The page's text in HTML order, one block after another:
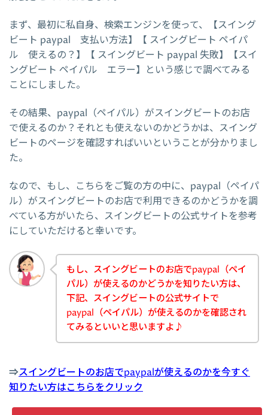
まず、最初に私自身、検索エンジンを使って、【スイング
ビート paypal 支払い方法】【 スイングビート ペイパ
ル 使えるの？】【 スイングビート paypal 失敗】【スイ
ングビート ペイパル エラー】という感じで調べてみる
ことにしました。
その結果、paypal（ペイパル）がスイングビートのお店
で使えるのか？それとも使えないのかどうかは、スイング
ビートのページを確認すればいいということが分かりまし
た。
なので、もし、こちらをご覧の方の中に、paypal（ペイパ
ル）がスイングビートのお店で利用できるのかどうかを調
べている方がいたら、スイングビートの公式サイトを参考
にしていただけると幸いです。
もし、スイングビートのお店でpaypal（ペイ
パル）が使えるのかどうかを知りたい方は、
下記、スイングビートの公式サイトで
paypal（ペイパル）が使えるのかを確認され
てみるといいと思いますよ♪
⇒スイングビートのお店でpaypalが使えるのかを今すぐ
知りたい方はこちらをクリック